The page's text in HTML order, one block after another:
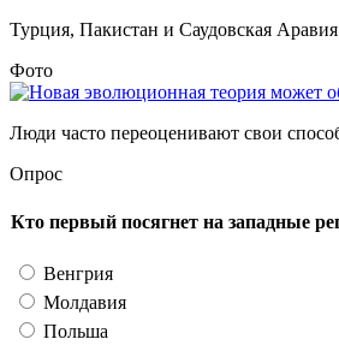
Турция, Пакистан и Саудовская
Фото
Люди часто переоценивают свои
Опрос
Кто первый посягнет на западные
Венгрия
Молдавия
Польша